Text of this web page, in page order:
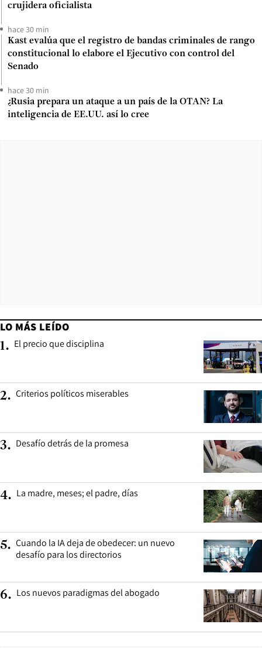
crujidera oficialista
hace 30 min
Kast evalúa que el registro de bandas criminales de rango
constitucional lo elabore el Ejecutivo con control del
Senado
hace 30 min
¿Rusia prepara un ataque a un país de la OTAN? La
inteligencia de EE.UU. así lo cree
LO MÁS LEÍDO
1. El precio que disciplina
2. Criterios políticos miserables
3. Desafío detrás de la promesa
4. La madre, meses; el padre, días
5. Cuando la IA deja de obedecer: un nuevo
desafío para los directorios
6. Los nuevos paradigmas del abogado